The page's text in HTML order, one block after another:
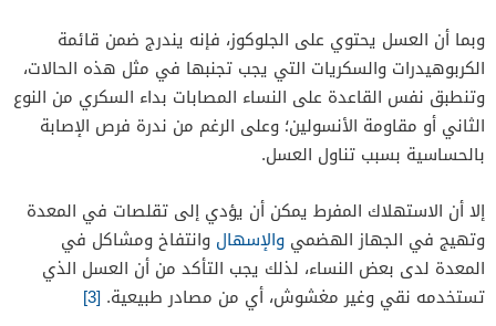
وبما أن العسل يحتوي على الجلوكوز، فإنه يندرج ضمن قائمة
الكربوهيدرات والسكريات التي يجب تجنبها في مثل هذه الحالات،
وتنطبق نفس القاعدة على النساء المصابات بداء السكري من النوع
الثاني أو مقاومة الأنسولين؛ وعلى الرغم من ندرة فرص الإصابة
بالحساسية بسبب تناول العسل.
إلا أن الاستهلاك المفرط يمكن أن يؤدي إلى تقلصات في المعدة
وتهيج في الجهاز الهضمي والإسهال وانتفاخ ومشاكل في
المعدة لدى بعض النساء، لذلك يجب التأكد من أن العسل الذي
تستخدمه نقي وغير مغشوش، أي من مصادر طبيعية. [3]